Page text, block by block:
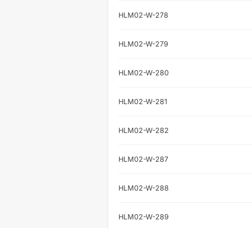
HLM02-W-278
HLM02-W-279
HLM02-W-280
HLM02-W-281
HLM02-W-282
HLM02-W-287
HLM02-W-288
HLM02-W-289